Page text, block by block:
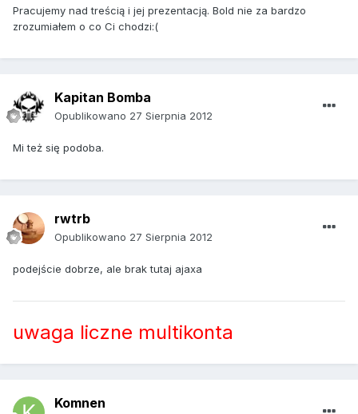
Pracujemy nad treścią i jej prezentacją. Bold nie za bardzo
zrozumiałem o co Ci chodzi:(
Kapitan Bomba
Opublikowano 27 Sierpnia 2012
Mi też się podoba.
rwtrb
Opublikowano 27 Sierpnia 2012
podejście dobrze, ale brak tutaj ajaxa
uwaga liczne multikonta
Komnen